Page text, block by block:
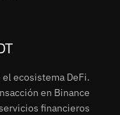
ecosistema DeFi.
en Binance
financieros